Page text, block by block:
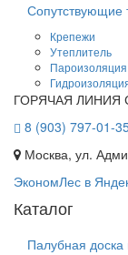
Сопутствующие
Крепежи
Утеплитель
Пароизоляция
ГОРЯЧАЯ ЛИНИЯ
8 (903) 797-01-
Москва, ул.
ЭкономЛес в
Каталог
Палубная доска